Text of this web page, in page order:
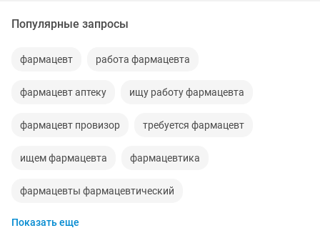
Популярные запросы
фармацевт работа фармацевта
фармацевт аптеку ищу работу фармацевта
фармацевт провизор требуется фармацевт
ищем фармацевта фармацевтика
фармацевты фармацевтический
требуется фармацевт провизор
Показать еще